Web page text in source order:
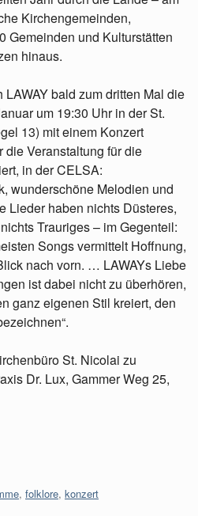
Kirchengemeinden,
Gemeinden und Kulturstätten
hinaus.
bald zum dritten Mal die
um 19:30 Uhr in der St.
13) mit einem Konzert
die Veranstaltung für die
in der CELSA:
wunderschöne Melodien und
Lieder haben nichts Düsteres,
Trauriges – im Gegenteil:
Songs vermittelt Hoffnung,
nach vorn. … LAWAYs Liebe
ist dabei nicht zu überhören,
ganz eigenen Stil kreiert, den
St. Nicolai zu
Dr. Lux, Gammer Weg 25,
, folklore, konzert